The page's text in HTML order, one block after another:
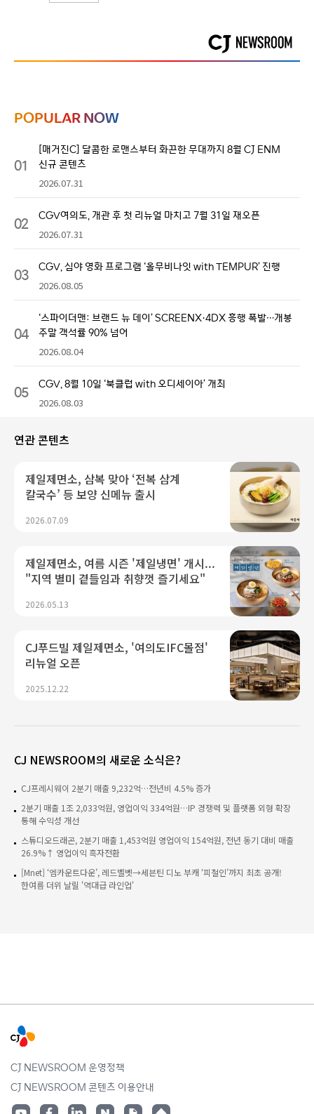
POPULAR NOW
01
[매거진C] 달콤한 로맨스부터 화끈한 무대까지 8월 CJ ENM
신규 콘텐츠
2026.07.31
02 CGV여의도, 개관 후 첫 리뉴얼 마치고 7월 31일 재오픈
2026.07.31
03 CGV, 심야 영화 프로그램 ‘올무비나잇 with TEMPUR’ 진행
2026.08.05
04
‘스파이더맨: 브랜드 뉴 데이’ SCREENX·4DX 흥행 폭발…개봉
주말 객석률 90% 넘어
2026.08.04
05 CGV, 8월 10일 ‘북클럽 with 오디세이아’ 개최
2026.08.03
연관 콘텐츠
제일제면소, 삼복 맞아 ‘전복 삼계
칼국수’ 등 보양 신메뉴 출시
2026.07.09
제일제면소, 여름 시즌 '제일냉면' 개시...
"지역 별미 곁들임과 취향껏 즐기세요"
2026.05.13
CJ푸드빌 제일제면소, '여의도IFC몰점'
리뉴얼 오픈
2025.12.22
CJ NEWSROOM의 새로운 소식은?
CJ프레시웨이 2분기 매출 9,232억…전년비 4.5% 증가
2분기 매출 1조 2,033억원, 영업이익 334억원…IP 경쟁력 및 플랫폼 외형 확장
통해 수익성 개선
스튜디오드래곤, 2분기 매출 1,453억원 영업이익 154억원, 전년 동기 대비 매출
26.9%↑ 영업이익 흑자전환
[Mnet] ‘엠카운트다운’, 레드벨벳→세븐틴 디노 부캐 ‘피철인’까지 최초 공개!
한여름 더위 날릴 '역대급 라인업'
CJ NEWSROOM 운영정책
CJ NEWSROOM 콘텐츠 이용안내